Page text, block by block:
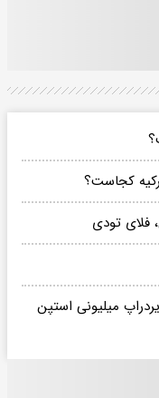
کجاست؟
فلای تودی
میلیونی استپن